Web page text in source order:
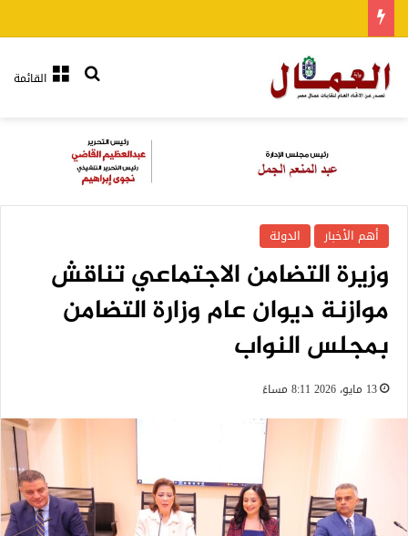
القائمةبحث عن
أهم الأخبار الدولة
وزيرة التضامن الاجتماعي تناقش
موازنة ديوان عام وزارة التضامن
بمجلس النواب
13 مايو، 2026 8:11 مساءً